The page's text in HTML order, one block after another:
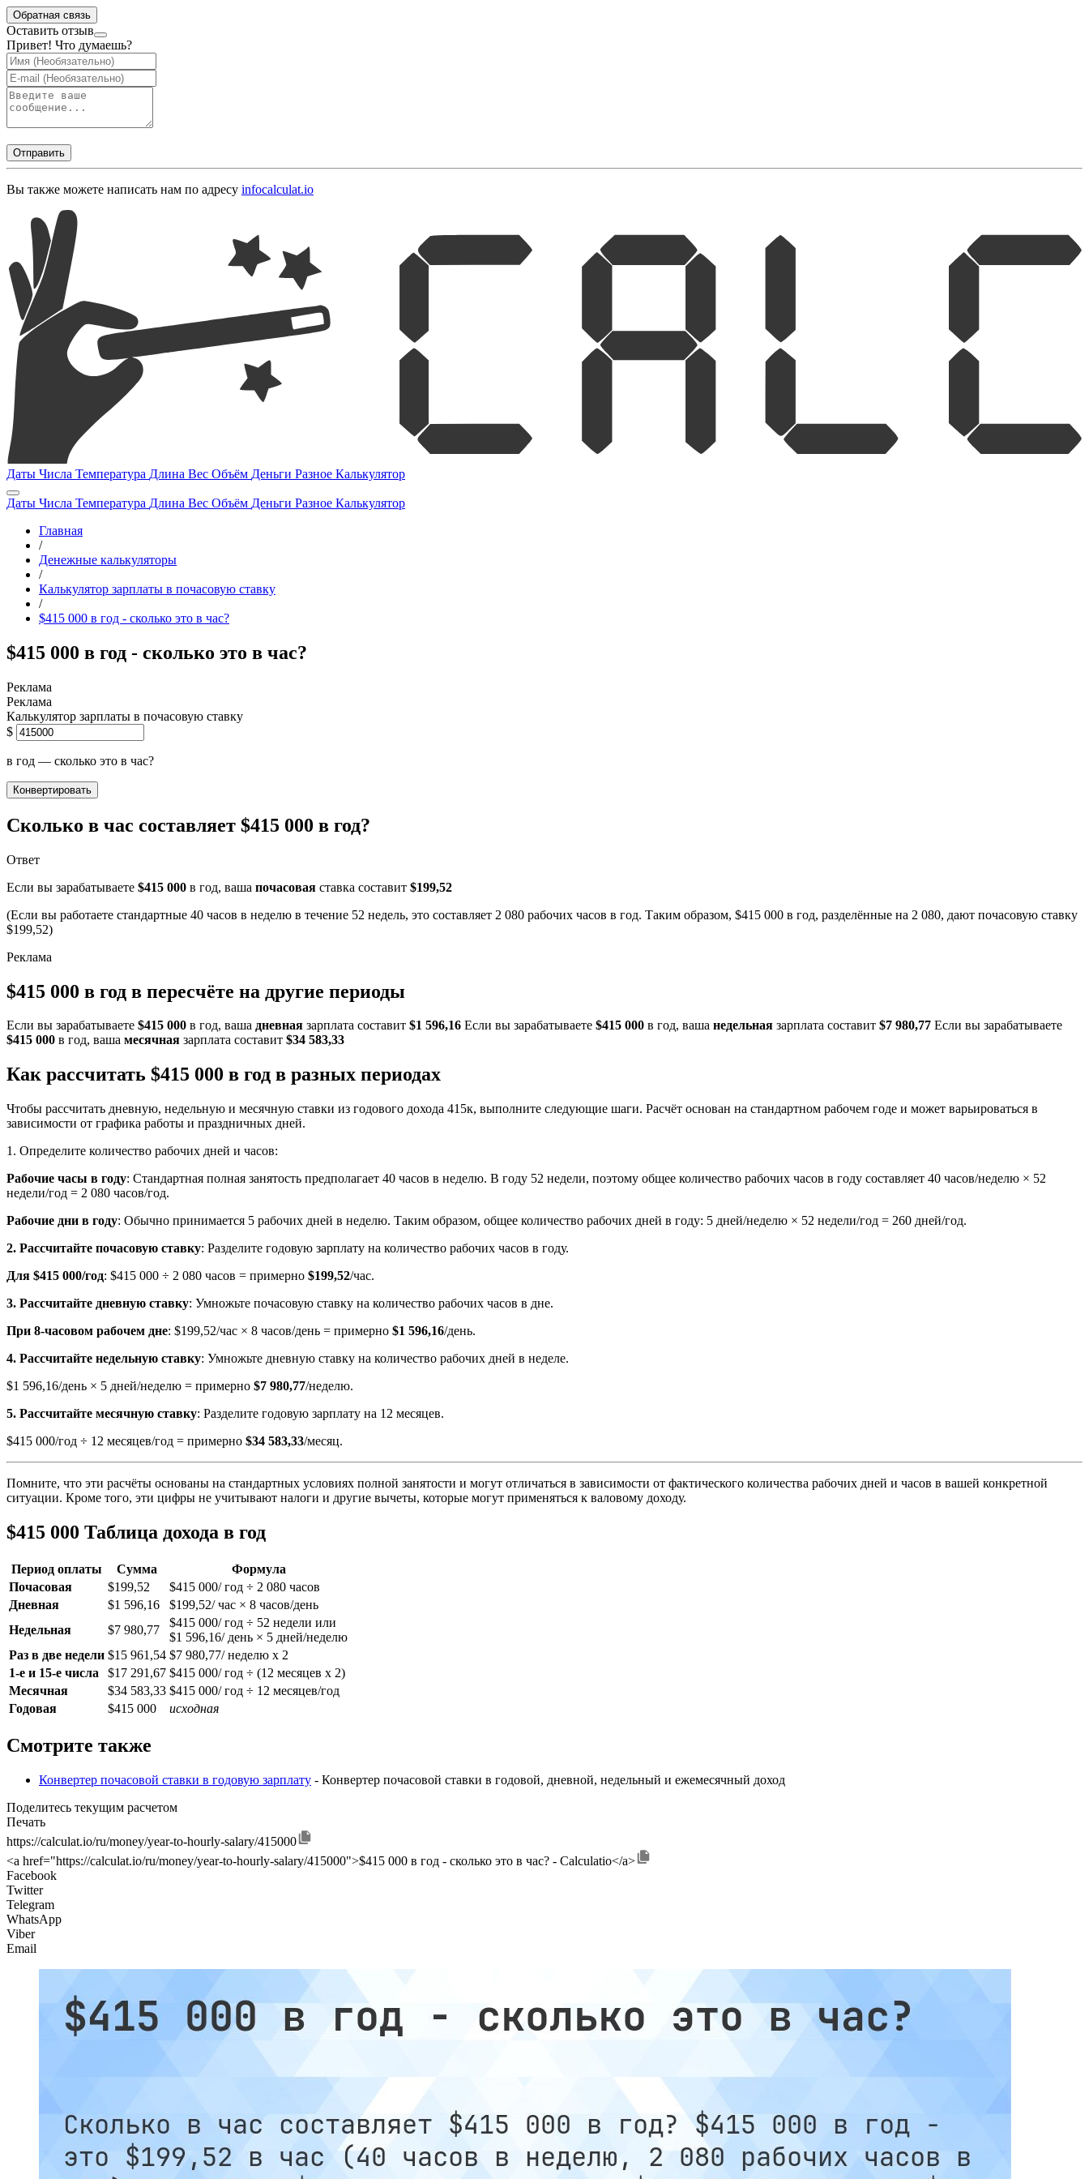
Обратная связь
Оставить отзыв
Привет! Что думаешь?
Отправить
Вы также можете написать нам по адресу infocalculat.io
Даты Числа Температура Длина Вес Объём Деньги Разное Калькулятор
Даты Числа Температура Длина Вес Объём Деньги Разное Калькулятор
Главная
/
Денежные калькуляторы
/
Калькулятор зарплаты в почасовую ставку
/
$415 000 в год - сколько это в час?
$415 000 в год - сколько это в час?
Калькулятор зарплаты в почасовую ставку
$
в год — сколько это в час?
Конвертировать
Сколько в час составляет $415 000 в год?
Ответ
Если вы зарабатываете $415 000 в год, ваша почасовая ставка составит $199,52
(Если вы работаете стандартные 40 часов в неделю в течение 52 недель, это составляет 2 080 рабочих часов в год. Таким образом, $415 000 в год, разделённые на 2 080, дают почасовую ставку
$199,52)
$415 000 в год в пересчёте на другие периоды
Если вы зарабатываете $415 000 в год, ваша дневная зарплата составит $1 596,16 Если вы зарабатываете $415 000 в год, ваша недельная зарплата составит $7 980,77 Если вы зарабатываете
$415 000 в год, ваша месячная зарплата составит $34 583,33
Как рассчитать $415 000 в год в разных периодах
Чтобы рассчитать дневную, недельную и месячную ставки из годового дохода 415к, выполните следующие шаги. Расчёт основан на стандартном рабочем годе и может варьироваться в
зависимости от графика работы и праздничных дней.
1. Определите количество рабочих дней и часов:
Рабочие часы в году: Стандартная полная занятость предполагает 40 часов в неделю. В году 52 недели, поэтому общее количество рабочих часов в году составляет 40 часов/неделю × 52
недели/год = 2 080 часов/год.
Рабочие дни в году: Обычно принимается 5 рабочих дней в неделю. Таким образом, общее количество рабочих дней в году: 5 дней/неделю × 52 недели/год = 260 дней/год.
2. Рассчитайте почасовую ставку: Разделите годовую зарплату на количество рабочих часов в году.
Для $415 000/год: $415 000 ÷ 2 080 часов = примерно $199,52/час.
3. Рассчитайте дневную ставку: Умножьте почасовую ставку на количество рабочих часов в дне.
При 8-часовом рабочем дне: $199,52/час × 8 часов/день = примерно $1 596,16/день.
4. Рассчитайте недельную ставку: Умножьте дневную ставку на количество рабочих дней в неделе.
$1 596,16/день × 5 дней/неделю = примерно $7 980,77/неделю.
5. Рассчитайте месячную ставку: Разделите годовую зарплату на 12 месяцев.
$415 000/год ÷ 12 месяцев/год = примерно $34 583,33/месяц.
Помните, что эти расчёты основаны на стандартных условиях полной занятости и могут отличаться в зависимости от фактического количества рабочих дней и часов в вашей конкретной
ситуации. Кроме того, эти цифры не учитывают налоги и другие вычеты, которые могут применяться к валовому доходу.
$415 000 Таблица дохода в год
Период оплаты Сумма
Формула
Почасовая
$199,52
$415 000/ год ÷ 2 080 часов
Дневная
$1 596,16
$199,52/ час × 8 часов/день
Недельная
$7 980,77
$415 000/ год ÷ 52 недели или
$1 596,16/ день × 5 дней/неделю
Раз в две недели $15 961,54 $7 980,77/ неделю x 2
1-е и 15-е числа
$17 291,67 $415 000/ год ÷ (12 месяцев x 2)
Месячная
$34 583,33 $415 000/ год ÷ 12 месяцев/год
Годовая
$415 000 исходная
Смотрите также
Конвертер почасовой ставки в годовую зарплату - Конвертер почасовой ставки в годовой, дневной, недельный и ежемесячный доход
Поделитесь текущим расчетом
Печать
https://calculat.io/ru/money/year-to-hourly-salary/415000
<a href="https://calculat.io/ru/money/year-to-hourly-salary/415000">$415 000 в год - сколько это в час? - Calculatio</a>
Facebook
Twitter
Telegram
WhatsApp
Viber
Email